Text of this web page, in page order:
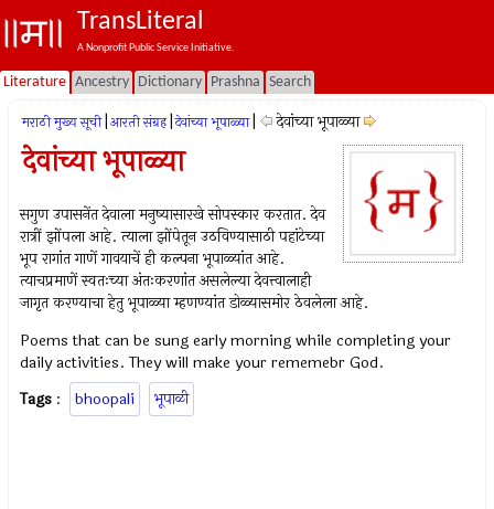
TransLiteral
A Nonprofit Public Service Initiative.
Literature Ancestry Dictionary Prashna Search
मराठी मुख्य सूची आरती संग्रह देवांच्या भूपाळ्या देवांच्या भूपाळ्या
देवांच्या भूपाळ्या
सगुण उपासनेंत देवाला मनुष्यासारखे सोपस्कार करतात. देव
रात्रीं झोंपला आहे. त्याला झोंपेतून उठविण्यासाठी पहांटेच्या
भूप रागांत गाणें गावयाचें ही कल्पना भूपाळ्यांत आहे.
त्याचप्रमाणें स्वतःच्या अंतःकरणांत असलेल्या देवत्त्वालाही
जागृत करण्याचा हेतु भूपाळ्या म्हणण्यांत डोळ्यासमोर ठेवलेला आहे.
Poems that can be sung early morning while completing your
daily activities. They will make your rememebr God.
Tags : bhoopali भूपाळी